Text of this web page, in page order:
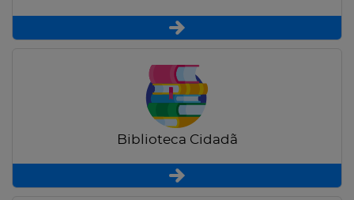
Biblioteca Cidadã